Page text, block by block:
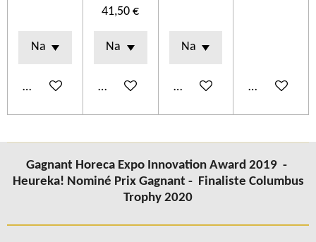
Ajouter au panier
41,50 €
Ajouter au panierAjouter au panierAjouter au
Gagnant Horeca Expo Innovation Award 2019 -
Heureka! Nominé Prix Gagnant - Finaliste Columbus
Trophy 2020